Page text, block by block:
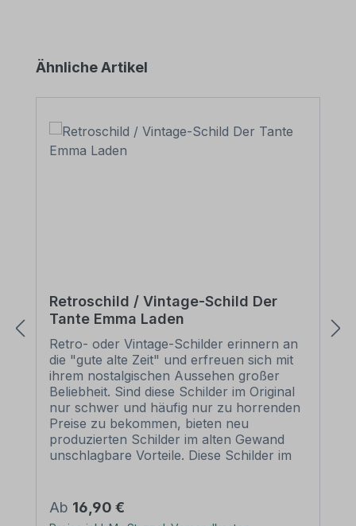
Produktgalerie überspringen
Ähnliche Artikel
Retroschild / Vintage-Schild Der
Tante Emma Laden
Retro- oder Vintage-Schilder erinnern an
die "gute alte Zeit" und erfreuen sich mit
ihrem nostalgischen Aussehen großer
Beliebheit. Sind diese Schilder im Original
nur schwer und häufig nur zu horrenden
Preise zu bekommen, bieten neu
produzierten Schilder im alten Gewand
unschlagbare Vorteile. Diese Schilder im
Motiven oder nur Textinhalten, die je nach
Artikel individuallisiert werden können. Die
Regulärer Preis:
Ab 16,90 €